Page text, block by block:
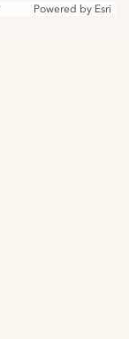
Powered by Esri